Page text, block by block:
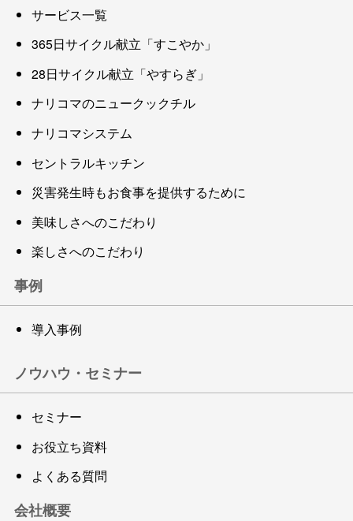
サービス一覧
365日サイクル献立「すこやか」
28日サイクル献立「やすらぎ」
ナリコマのニュークックチル
ナリコマシステム
セントラルキッチン
災害発生時もお食事を提供するために
美味しさへのこだわり
楽しさへのこだわり
事例
導入事例
ノウハウ・セミナー
セミナー
お役立ち資料
よくある質問
会社概要